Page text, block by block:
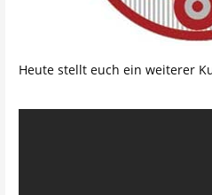
Heute stellt euch ein weiterer